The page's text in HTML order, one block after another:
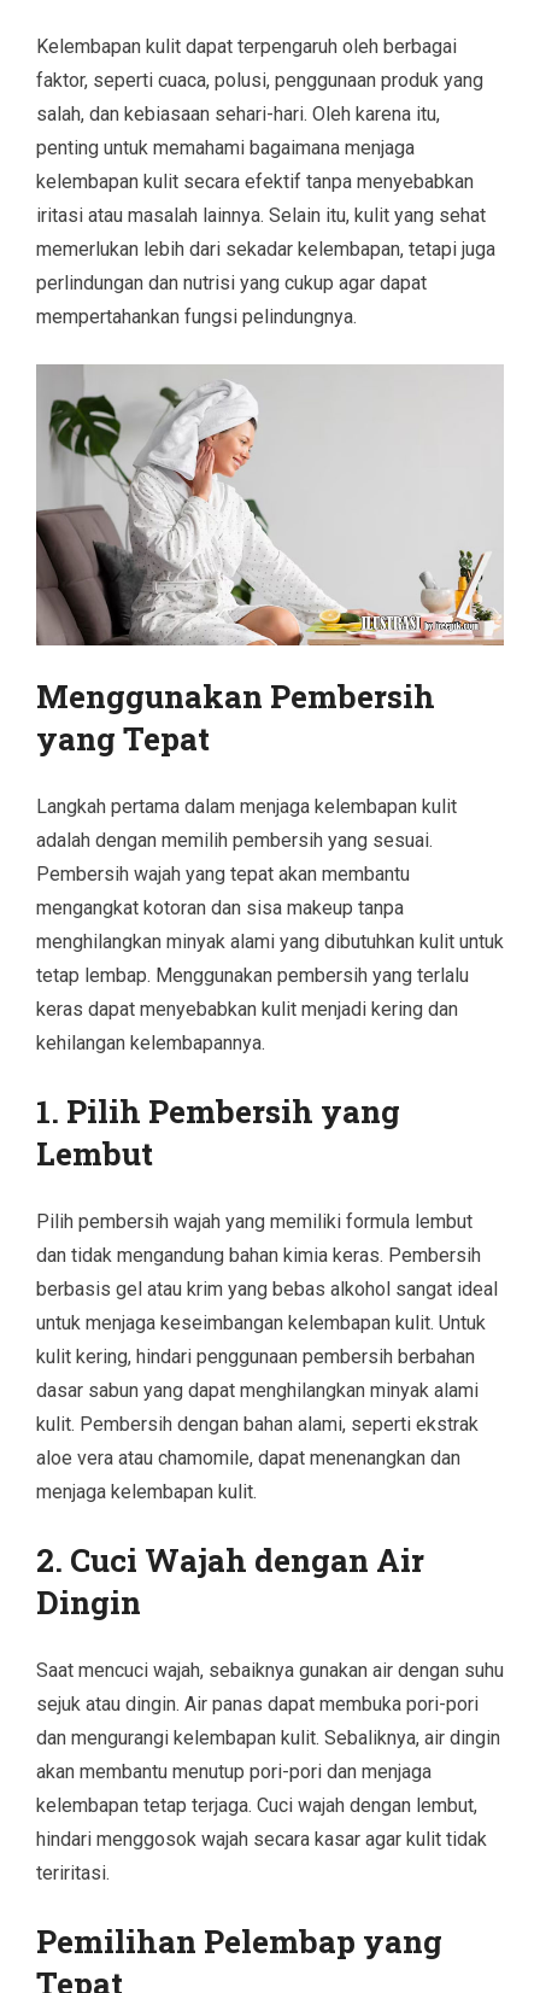
Kelembapan kulit dapat terpengaruh oleh berbagai
faktor, seperti cuaca, polusi, penggunaan produk yang
salah, dan kebiasaan sehari-hari. Oleh karena itu,
penting untuk memahami bagaimana menjaga
kelembapan kulit secara efektif tanpa menyebabkan
iritasi atau masalah lainnya. Selain itu, kulit yang sehat
memerlukan lebih dari sekadar kelembapan, tetapi juga
perlindungan dan nutrisi yang cukup agar dapat
mempertahankan fungsi pelindungnya.
Menggunakan Pembersih
yang Tepat
Langkah pertama dalam menjaga kelembapan kulit
adalah dengan memilih pembersih yang sesuai.
Pembersih wajah yang tepat akan membantu
mengangkat kotoran dan sisa makeup tanpa
menghilangkan minyak alami yang dibutuhkan kulit untuk
tetap lembap. Menggunakan pembersih yang terlalu
keras dapat menyebabkan kulit menjadi kering dan
kehilangan kelembapannya.
1. Pilih Pembersih yang
Lembut
Pilih pembersih wajah yang memiliki formula lembut
dan tidak mengandung bahan kimia keras. Pembersih
berbasis gel atau krim yang bebas alkohol sangat ideal
untuk menjaga keseimbangan kelembapan kulit. Untuk
kulit kering, hindari penggunaan pembersih berbahan
dasar sabun yang dapat menghilangkan minyak alami
kulit. Pembersih dengan bahan alami, seperti ekstrak
aloe vera atau chamomile, dapat menenangkan dan
menjaga kelembapan kulit.
2. Cuci Wajah dengan Air
Dingin
Saat mencuci wajah, sebaiknya gunakan air dengan suhu
sejuk atau dingin. Air panas dapat membuka pori-pori
dan mengurangi kelembapan kulit. Sebaliknya, air dingin
akan membantu menutup pori-pori dan menjaga
kelembapan tetap terjaga. Cuci wajah dengan lembut,
hindari menggosok wajah secara kasar agar kulit tidak
teriritasi.
Pemilihan Pelembap yang
Tepat